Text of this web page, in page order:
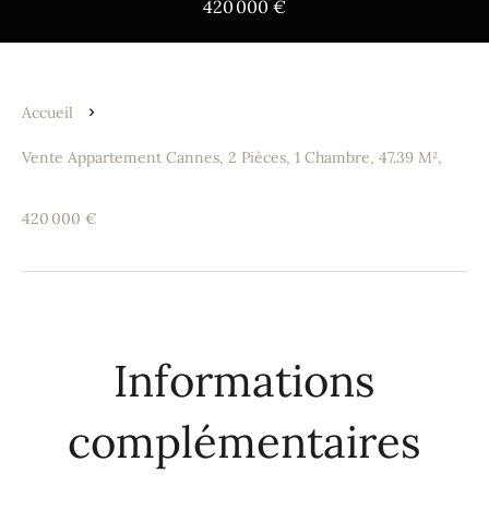
420 000 €
Accueil
Vente Appartement Cannes, 2 Pièces, 1 Chambre, 47.39 M²,
420 000 €
Informations
complémentaires